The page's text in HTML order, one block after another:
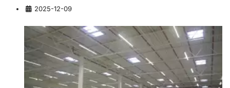
Szczegóły
2025-12-09